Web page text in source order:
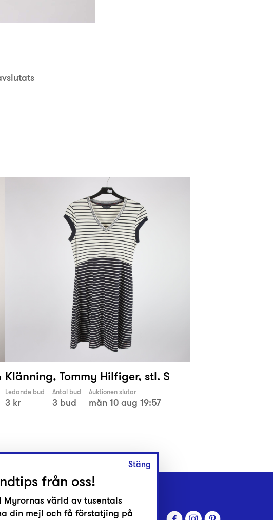
Klänning, Tommy Hilfiger, stl. S
Ledande bud
3 kr
Antal bud
3 bud
Auktionen slutar
mån 10 aug 19:57
Stäng
från oss!
Myrornas värld av tusentals
din mejl och få förstatjing på